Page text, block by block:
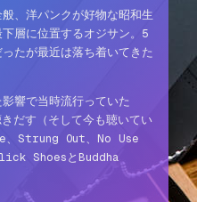
、洋パンクが好物な昭和生
層に位置するオジサン。5
たが最近は落ち着いてきた
響で当時流行っていた
だす（そして今も聴いてい
、Strung Out、No Use
ShoesとBuddha